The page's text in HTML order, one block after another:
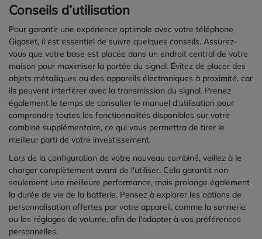
Conseils d’utilisation
Pour garantir une expérience optimale avec votre téléphone
Gigaset, il est essentiel de suivre quelques conseils. Assurez-
vous que votre base est placée dans un endroit central de votre
maison pour maximiser la portée du signal. Évitez de placer des
objets métalliques ou des appareils électroniques à proximité, car
ils peuvent interférer avec la transmission du signal. Prenez
également le temps de consulter le manuel d'utilisation pour
comprendre toutes les fonctionnalités disponibles sur votre
combiné supplémentaire, ce qui vous permettra de tirer le
meilleur parti de votre investissement.
Lors de la configuration de votre nouveau combiné, veillez à le
charger complètement avant de l'utiliser. Cela garantit non
seulement une meilleure performance, mais prolonge également
la durée de vie de la batterie. Pensez à explorer les options de
personnalisation offertes par votre appareil, comme la sonnerie
ou les réglages de volume, afin de l'adapter à vos préférences
personnelles.